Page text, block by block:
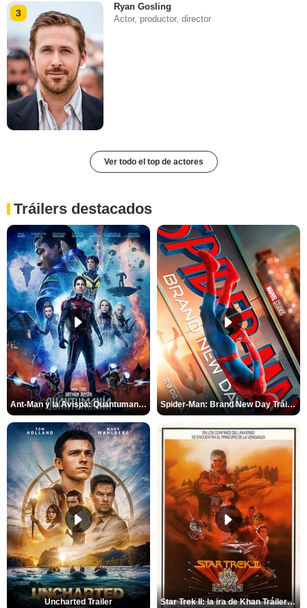
3
Ryan Gosling
Actor, productor, director
Ver todo el top de actores
Tráilers destacados
Ant-Man y la Avispa: Quantumanía Tráiler (2) Spider-Man: Brand New Day Tráiler (3)
Uncharted Trailer Star Trek II: la ira de Khan Tráiler VO